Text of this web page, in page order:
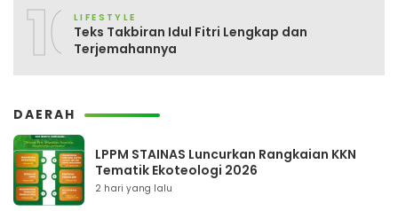
10LIFESTYLE
Teks Takbiran Idul Fitri Lengkap dan
Terjemahannya
DAERAH
LPPM STAINAS Luncurkan Rangkaian KKN
Tematik Ekoteologi 2026
2 hari yang lalu